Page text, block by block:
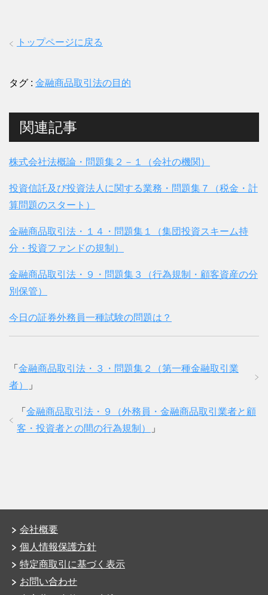
トップページに戻る
タグ : 金融商品取引法の目的
関連記事
株式会社法概論・問題集２－１（会社の機関）
投資信託及び投資法人に関する業務・問題集７（税金・計
算問題のスタート）
金融商品取引法・１４・問題集１（集団投資スキーム持
分・投資ファンドの規制）
金融商品取引法・９・問題集３（行為規制・顧客資産の分
別保管）
今日の証券外務員一種試験の問題は？
「 金融商品取引法・３・問題集２（第一種金融取引業
者）
」
「 金融商品取引法・９（外務員・金融商品取引業者と顧
客・投資者との間の行為規制）
」
会社概要
個人情報保護方針
特定商取引に基づく表示
お問い合わせ